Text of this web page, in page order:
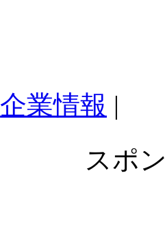
企業情報 |
スポ